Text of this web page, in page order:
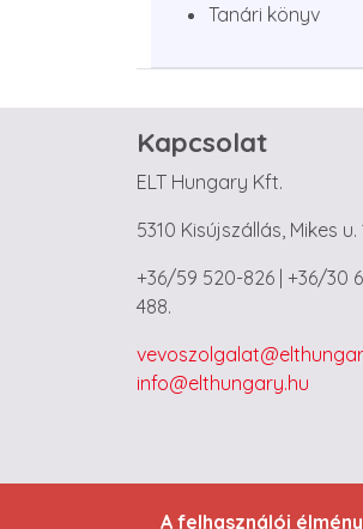
Tanári könyv
Kapcsolat
ELT Hungary Kft.
5310 Kisújszállás, Mikes u.
+36/59 520-826 | +36/30
488.
info@elthungary.hu
A felhasználói